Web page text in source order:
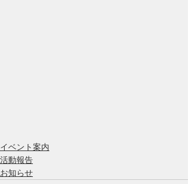
イベント案内
活動報告
お知らせ